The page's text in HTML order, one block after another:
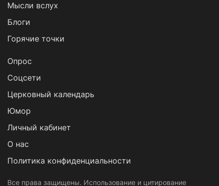
Мысли вслух
Блоги
Горячие точки
Опрос
Cоцсети
Церковный календарь
Юмор
Личный кабинет
О нас
Политика конфиденциальности
Все права защищены. Использование и цитирование